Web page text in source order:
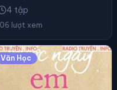
4 tập
lượt xem
Văn Học